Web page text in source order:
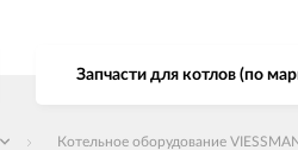
Запчасти для котлов (по
Котельное оборудование